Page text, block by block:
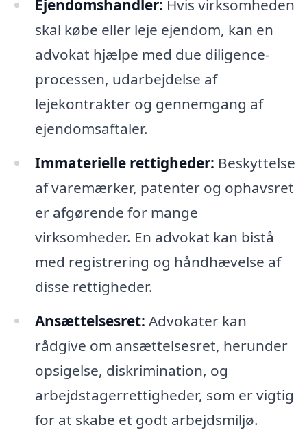
Ejendomshandler: Hvis virksomheden
skal købe eller leje ejendom, kan en
advokat hjælpe med due diligence-
processen, udarbejdelse af
lejekontrakter og gennemgang af
ejendomsaftaler.
Immaterielle rettigheder: Beskyttelse
af varemærker, patenter og ophavsret
er afgørende for mange
virksomheder. En advokat kan bistå
med registrering og håndhævelse af
disse rettigheder.
Ansættelsesret: Advokater kan
rådgive om ansættelsesret, herunder
opsigelse, diskrimination, og
arbejdstagerrettigheder, som er vigtig
for at skabe et godt arbejdsmiljø.